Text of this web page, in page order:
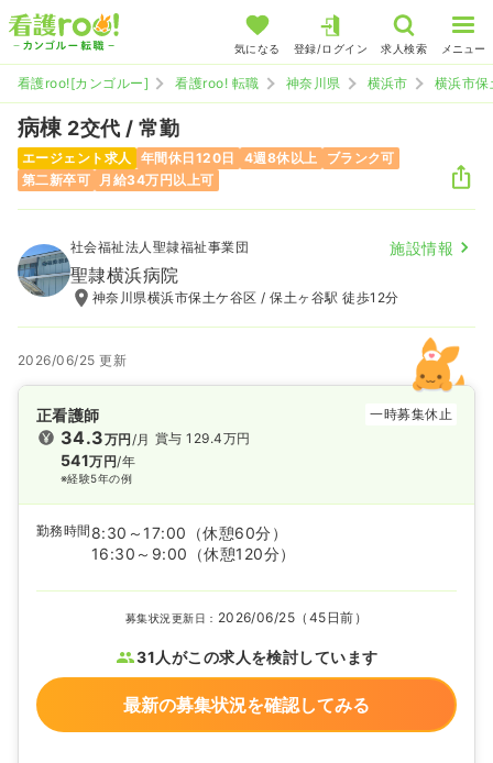
気になる 登録/ログイン 求人検索 メニュー
看護roo![カンゴルー] 看護roo! 転職 神奈川県 横浜市 横浜市
病棟 2交代 / 常勤
エージェント求人 年間休日120日 4週8休以上
ブランク可
第二新卒可
月給34万円以上可
社会福祉法人聖隷福祉事業団 施設情報
聖隷横浜病院
神奈川県横浜市保土ケ谷区 / 保土ヶ谷駅 徒歩12分
2026/06/25 更新
正看護師 一時募集休止
34.3万円/月
541万円/年
※経験5年の例
賞与 129.4万円
勤務時間 8:30～17:00
（休憩60分）
16:30～9:00
（休憩120分）
募集状況更新日： 2026/06/25（45日前）
31人がこの求人を検討しています
最新の募集状況を確認してみる